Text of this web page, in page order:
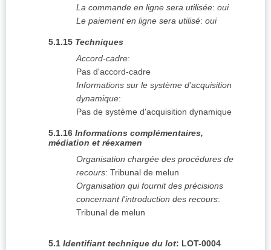
La commande en ligne sera utilisée: oui
Le paiement en ligne sera utilisé: oui
5.1.15 Techniques
Accord-cadre:
Pas d'accord-cadre
Informations sur le système d'acquisition
dynamique:
Pas de système d'acquisition dynamique
5.1.16 Informations complémentaires,
médiation et réexamen
Organisation chargée des procédures de
recours: Tribunal de melun
Organisation qui fournit des précisions
concernant l'introduction des recours:
Tribunal de melun
5.1 Identifiant technique du lot: LOT-0004